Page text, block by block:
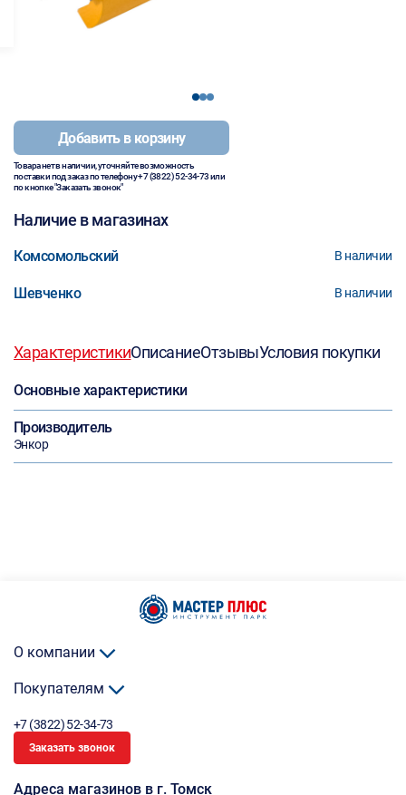
123
Добавить в корзину
Товара нет в наличии, уточняйте возможность
поставки под заказ по телефону+7 (3822) 52-34-73или
по кнопке "Заказать звонок"
Наличие в магазинах
Комсомольский В наличии
Шевченко В наличии
ХарактеристикиОписаниеОтзывыУсловия покупки
Основные характеристики
Производитель
Энкор
О компании
Покупателям
+7 (3822) 52-34-73
Заказать звонок
Адреса магазинов в г. Томск